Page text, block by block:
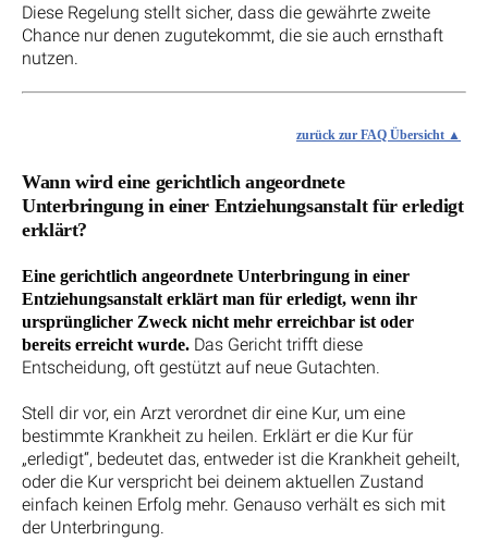
Diese Regelung stellt sicher, dass die gewährte zweite
Chance nur denen zugutekommt, die sie auch ernsthaft
nutzen.
zurück zur FAQ Übersicht
Wann wird eine gerichtlich angeordnete
Unterbringung in einer Entziehungsanstalt für erledigt
erklärt?
Eine gerichtlich angeordnete Unterbringung in einer
Entziehungsanstalt erklärt man für erledigt, wenn ihr
ursprünglicher Zweck nicht mehr erreichbar ist oder
bereits erreicht wurde. Das Gericht trifft diese
Entscheidung, oft gestützt auf neue Gutachten.
Stell dir vor, ein Arzt verordnet dir eine Kur, um eine
bestimmte Krankheit zu heilen. Erklärt er die Kur für
„erledigt“, bedeutet das, entweder ist die Krankheit geheilt,
oder die Kur verspricht bei deinem aktuellen Zustand
einfach keinen Erfolg mehr. Genauso verhält es sich mit
der Unterbringung.